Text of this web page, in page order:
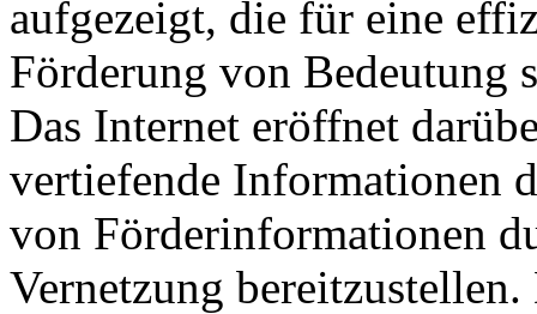
aufgezeigt, die für eine
Förderung von Bedeutung
Das Internet eröffnet
vertiefende Informationen
von Förderinformationen
Vernetzung